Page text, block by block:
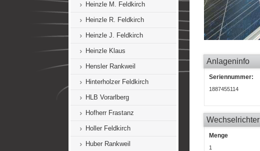
Heinzle M. Feldkirch
Heinzle R. Feldkirch
Heinzle J. Feldkirch
Heinzle Klaus
Hensler Rankweil
Hinterholzer Feldkirch
HLB Vorarlberg
Hofherr Frastanz
Holler Feldkirch
Huber Rankweil
Anlageninfo
Seriennummer:
1887455114
Wechselrichter
Menge
1